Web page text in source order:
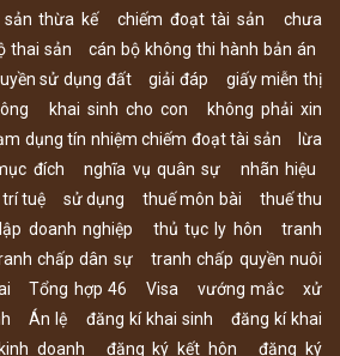
sản thừa kế chiếm đoạt tài sản
chưa
thai sản
cán bộ không thi hành bản án
sử dụng đất
giải đáp
giấy miễn thị
khai sinh cho con
không phải xin
dụng tín nhiệm chiếm đoạt tài sản
lừa
đích nghĩa vụ quân sự
nhãn hiệu
tuệ sử dụng thuế môn bài
thuế thu
doanh nghiệp thủ tục ly hôn
tranh
chấp dân sự
tranh chấp quyền nuôi
Tổng hợp 46 Visa vướng mắc
xử
Án lệ đăng kí khai sinh
đăng kí khai
doanh đăng ký kết hôn đăng ký